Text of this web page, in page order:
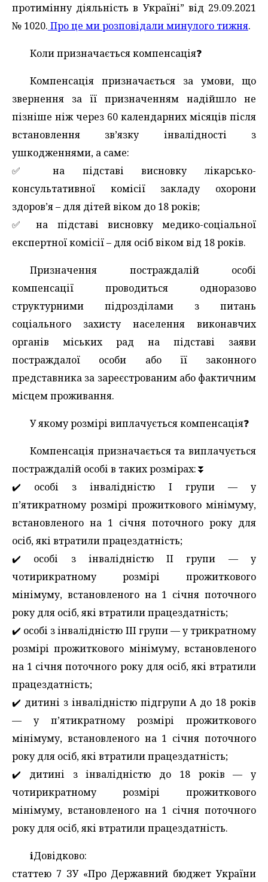
протимінну діяльність в Україні” від 29.09.2021
№ 1020. Про це ми розповідали минулого тижня.
Коли призначається компенсація❓️
Компенсація призначається за умови, що
звернення за її призначенням надійшло не
пізніше ніж через 60 календарних місяців після
встановлення зв’язку інвалідності з
ушкодженнями, а саме:
✅️ на підставі висновку лікарсько-
консультативної комісії закладу охорони
здоров’я – для дітей віком до 18 років;
✅️ на підставі висновку медико-соціальної
експертної комісії – для осіб віком від 18 років.
Призначення постраждалій особі
компенсації проводиться одноразово
структурними підрозділами з питань
соціального захисту населення виконавчих
органів міських рад на підставі заяви
постраждалої особи або її законного
представника за зареєстрованим або фактичним
місцем проживання.
У якому розмірі виплачується компенсація❓️
Компенсація призначається та виплачується
постраждалій особі в таких розмірах:⏬️
✔️ особі з інвалідністю І групи — у
п’ятикратному розмірі прожиткового мінімуму,
встановленого на 1 січня поточного року для
осіб, які втратили працездатність;
✔️ особі з інвалідністю ІІ групи — у
чотирикратному розмірі прожиткового
мінімуму, встановленого на 1 січня поточного
року для осіб, які втратили працездатність;
✔️ особі з інвалідністю ІІІ групи — у трикратному
розмірі прожиткового мінімуму, встановленого
на 1 січня поточного року для осіб, які втратили
працездатність;
✔️ дитині з інвалідністю підгрупи А до 18 років
— у п’ятикратному розмірі прожиткового
мінімуму, встановленого на 1 січня поточного
року для осіб, які втратили працездатність;
✔️ дитині з інвалідністю до 18 років — у
чотирикратному розмірі прожиткового
мінімуму, встановленого на 1 січня поточного
року для осіб, які втратили працездатність.
ℹ️Довідково:
статтею 7 ЗУ «Про Державний бюджет України